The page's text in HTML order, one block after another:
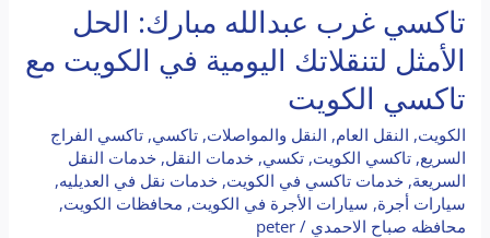
تاكسي غرب عبدالله مبارك: الحل
الأمثل لتنقلاتك اليومية في الكويت مع
تاكسي الكويت
الكويت, النقل العام, النقل والمواصلات,تاكسي,تاكسي الفراج
السريع,تاكسي الكويت,تكسي,خدمات النقل,خدمات النقل
السريعة,خدمات تاكسي في الكويت,خدمات نقل في العديليه,
سيارات أجرة, سيارات الأجرة في الكويت, محافظات الكويت,
محافظه صباح الاحمدي /
peter